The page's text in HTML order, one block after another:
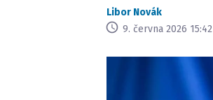
Libor Novák
9. června 2026 15:42